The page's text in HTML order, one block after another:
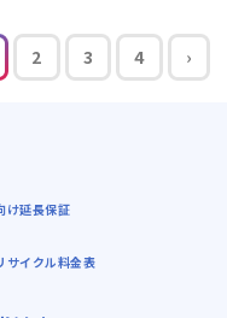
2 3 4 ›
け延長保証
サイクル料金表